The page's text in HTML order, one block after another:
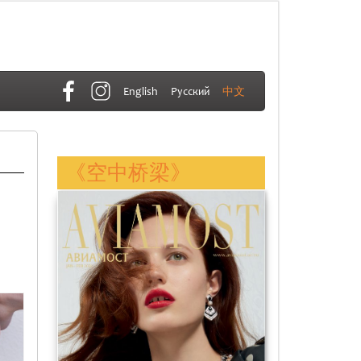
English Русский 中文
《空中桥梁》